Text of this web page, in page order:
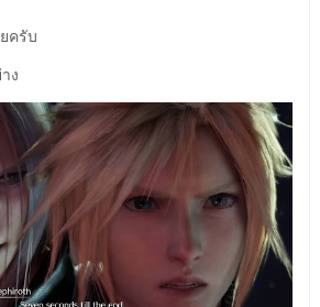
ครับ
ง